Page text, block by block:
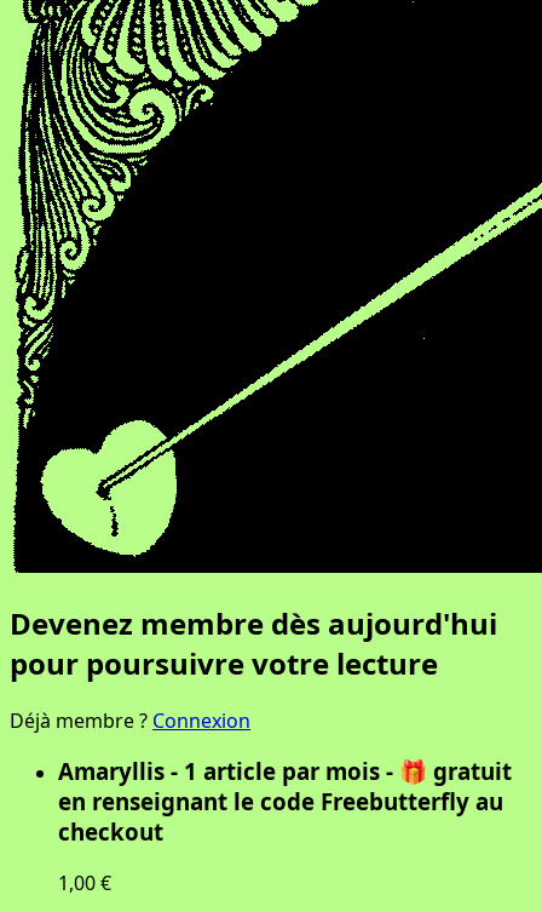
Devenez membre dès aujourd'hui
pour poursuivre votre lecture
Déjà membre ? Connexion
Amaryllis - 1 article par mois - 🎁 gratuit
en renseignant le code Freebutterfly au
checkout
1,00 €